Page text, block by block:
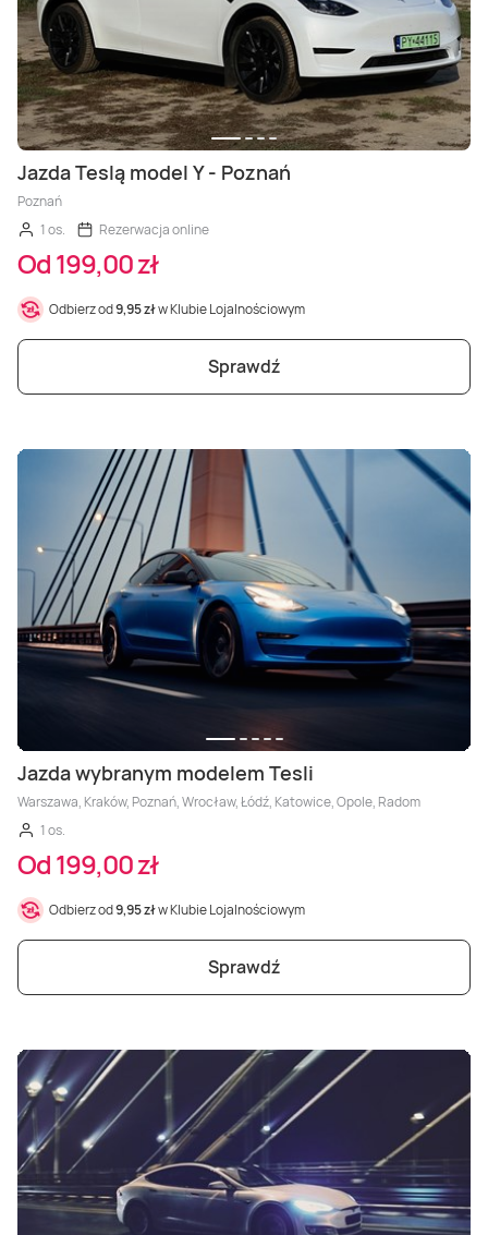
Jazda Teslą model Y - Poznań
Poznań
1 os.
Rezerwacja online
Od 199,00 zł
Odbierz od9,95 złw Klubie Lojalnościowym
Sprawdź
Jazda wybranym modelem Tesli
Warszawa, Kraków, Poznań, Wrocław, Łódź, Katowice, Opole, Radom
1 os.
Od 199,00 zł
Odbierz od9,95 złw Klubie Lojalnościowym
Sprawdź